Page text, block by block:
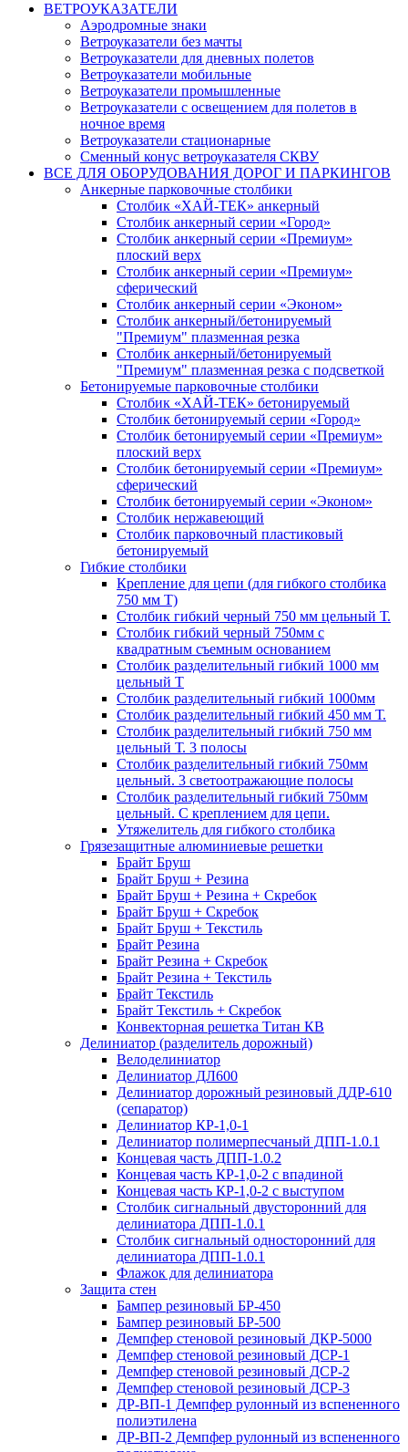
ВЕТРОУКАЗАТЕЛИ
Аэродромные знаки
Ветроуказатели без мачты
Ветроуказатели для дневных полетов
Ветроуказатели мобильные
Ветроуказатели промышленные
Ветроуказатели с освещением для полетов в
ночное время
Ветроуказатели стационарные
Сменный конус ветроуказателя СКВУ
ВСЕ ДЛЯ ОБОРУДОВАНИЯ ДОРОГ И ПАРКИНГОВ
Анкерные парковочные столбики
Столбик «ХАЙ-ТЕК» анкерный
Столбик анкерный серии «Город»
Столбик анкерный серии «Премиум»
плоский верх
Столбик анкерный серии «Премиум»
сферический
Столбик анкерный серии «Эконом»
Столбик анкерный/бетонируемый
"Премиум" плазменная резка
Столбик анкерный/бетонируемый
"Премиум" плазменная резка с подсветкой
Бетонируемые парковочные столбики
Столбик «ХАЙ-ТЕК» бетонируемый
Столбик бетонируемый серии «Город»
Столбик бетонируемый серии «Премиум»
плоский верх
Столбик бетонируемый серии «Премиум»
сферический
Столбик бетонируемый серии «Эконом»
Столбик нержавеющий
Столбик парковочный пластиковый
бетонируемый
Гибкие столбики
Крепление для цепи (для гибкого столбика
750 мм Т)
Столбик гибкий черный 750 мм цельный Т.
Столбик гибкий черный 750мм с
квадратным съемным основанием
Столбик разделительный гибкий 1000 мм
цельный Т
Столбик разделительный гибкий 1000мм
Столбик разделительный гибкий 450 мм Т.
Столбик разделительный гибкий 750 мм
цельный Т. 3 полосы
Столбик разделительный гибкий 750мм
цельный. 3 светоотражающие полосы
Столбик разделительный гибкий 750мм
цельный. С креплением для цепи.
Утяжелитель для гибкого столбика
Грязезащитные алюминиевые решетки
Брайт Бруш
Брайт Бруш + Резина
Брайт Бруш + Резина + Скребок
Брайт Бруш + Скребок
Брайт Бруш + Текстиль
Брайт Резина
Брайт Резина + Скребок
Брайт Резина + Текстиль
Брайт Текстиль
Брайт Текстиль + Скребок
Конвекторная решетка Титан КВ
Делиниатор (разделитель дорожный)
Велоделиниатор
Делиниатор ДЛ600
Делиниатор дорожный резиновый ДДР-610
(сепаратор)
Делиниатор КР-1,0-1
Делиниатор полимерпесчаный ДПП-1.0.1
Концевая часть ДПП-1.0.2
Концевая часть КР-1,0-2 с впадиной
Концевая часть КР-1,0-2 с выступом
Столбик сигнальный двусторонний для
делиниатора ДПП-1.0.1
Столбик сигнальный односторонний для
делиниатора ДПП-1.0.1
Флажок для делиниатора
Защита стен
Бампер резиновый БР-450
Бампер резиновый БР-500
Демпфер стеновой резиновый ДКР-5000
Демпфер стеновой резиновый ДСР-1
Демпфер стеновой резиновый ДСР-2
Демпфер стеновой резиновый ДСР-3
ДР-ВП-1 Демпфер рулонный из вспененного
полиэтилена
ДР-ВП-2 Демпфер рулонный из вспененного